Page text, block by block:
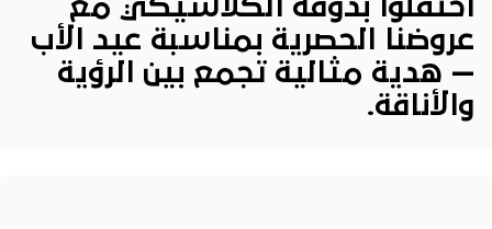
احتفلوا بذوقه الكلاسيكي مع
عروضنا الحصرية بمناسبة عيد الأب
— هدية مثالية تجمع بين الرؤية
والأناقة.